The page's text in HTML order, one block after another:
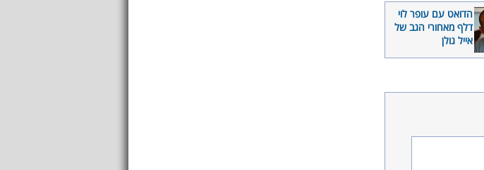
הדואט עם עופר לוי
דלף מאחורי הגב של
אייל גולן